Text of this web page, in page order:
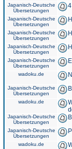
Japanisch-Deutsche
Übersetzungen
Japanisch-Deutsche
Übersetzungen
Japanisch-Deutsche
Übersetzungen
Japanisch-Deutsche
Übersetzungen
Japanisch-Deutsche
Übersetzungen
wadoku.de
Japanisch-Deutsche
Übersetzungen
wadoku.de
Japanisch-Deutsche
Übersetzungen
Japanisch-Deutsche
Übersetzungen
wadoku.de